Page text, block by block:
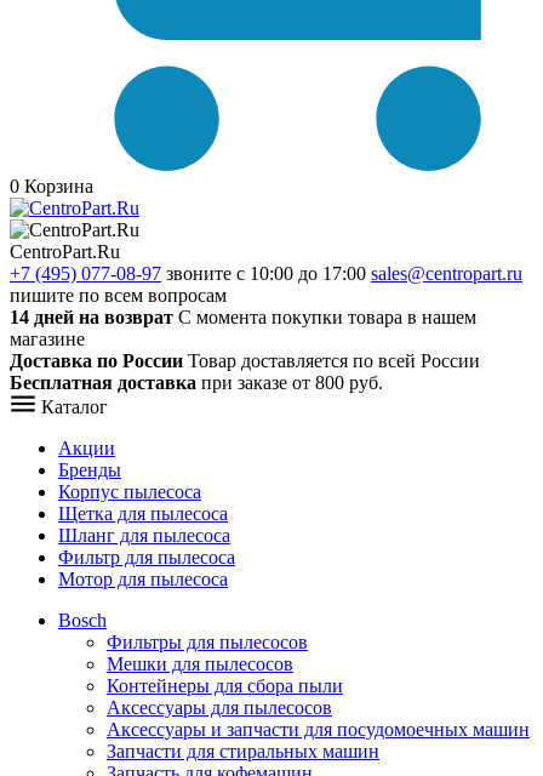
0 Корзина
CentroPart.Ru
+7 (495) 077-08-97 звоните с 10:00 до 17:00 sales@centropart.ru
пишите по всем вопросам
14 дней на возврат С момента покупки товара в нашем
магазине
Доставка по России Товар доставляется по всей России
Бесплатная доставка при заказе от 800 руб.
Каталог
Акции
Бренды
Корпус пылесоса
Щетка для пылесоса
Шланг для пылесоса
Фильтр для пылесоса
Мотор для пылесоса
Bosch
Фильтры для пылесосов
Мешки для пылесосов
Контейнеры для сбора пыли
Аксессуары для пылесосов
Аксессуары и запчасти для посудомоечных машин
Запчасти для стиральных машин